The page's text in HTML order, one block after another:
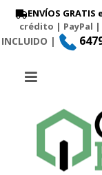
ENVÍOS
crédito | PayPal |
INCLUIDO |
Menú